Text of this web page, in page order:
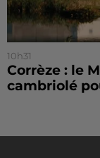
10h31
Corrèze : le
cambriolé